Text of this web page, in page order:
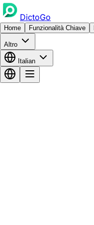
DictoGo
Home Funzionalità Chiave
Altro
Italian